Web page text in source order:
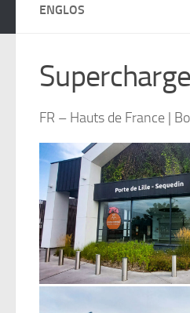
ENGLOS
FR – Hauts de France |